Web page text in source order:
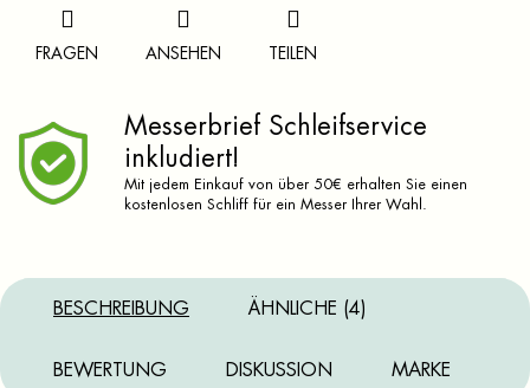
FRAGEN ANSEHEN TEILEN
Messerbrief Schleifservice
inkludiert!
Mit jedem Einkauf von über 50€ erhalten Sie einen
kostenlosen Schliff für ein Messer Ihrer Wahl.
BESCHREIBUNG ÄHNLICHE (4)
BEWERTUNG DISKUSSION MARKE